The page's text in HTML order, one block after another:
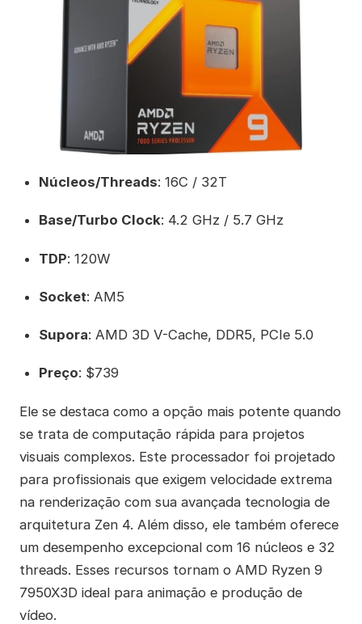
Núcleos/Threads: 16C / 32T
Base/Turbo Clock: 4.2 GHz / 5.7 GHz
TDP: 120W
Socket: AM5
Supora: AMD 3D V-Cache, DDR5, PCIe 5.0
Preço: $739
Ele se destaca como a opção mais potente quando
se trata de computação rápida para projetos
visuais complexos. Este processador foi projetado
para profissionais que exigem velocidade extrema
na renderização com sua avançada tecnologia de
arquitetura Zen 4. Além disso, ele também oferece
um desempenho excepcional com 16 núcleos e 32
threads. Esses recursos tornam o AMD Ryzen 9
7950X3D ideal para animação e produção de
vídeo.